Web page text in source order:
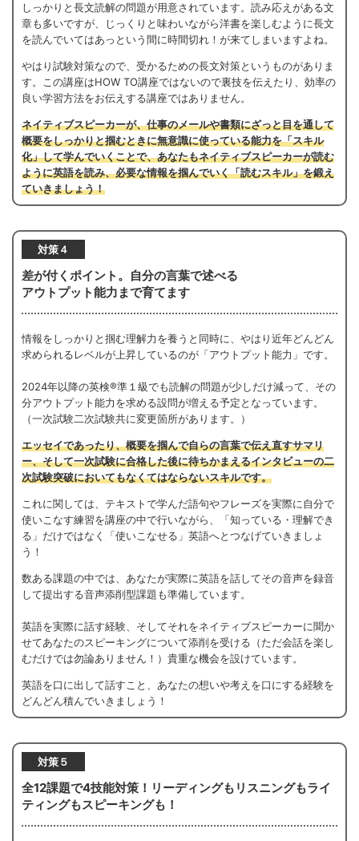
しっかりと長文読解の問題が用意されています。読み応えがある文
章も多いですが、じっくりと味わいながら洋書を楽しむように長文
を読んでいてはあっという間に時間切れ！が来てしまいますよね。
やはり試験対策なので、受かるための長文対策というものがありま
す。この講座はHOW TO講座ではないので裏技を伝えたり、効率の
良い学習方法をお伝えする講座ではありません。
ネイティブスピーカーが、仕事のメールや書類にざっと目を通して
概要をしっかりと掴むときに無意識に使っている能力を「スキル
化」して学んでいくことで、あなたもネイティブスピーカーが読む
ように英語を読み、必要な情報を掴んでいく「読むスキル」を鍛え
ていきましょう！
対策４
差が付くポイント。自分の言葉で述べる
アウトプット能力まで育てます
情報をしっかりと掴む理解力を養うと同時に、やはり近年どんどん
求められるレベルが上昇しているのが「アウトプット能力」です。
2024年以降の英検®準１級でも読解の問題が少しだけ減って、その
分アウトプット能力を求める設問が増える予定となっています。
（一次試験二次試験共に変更箇所があります。）
エッセイであったり、概要を掴んで自らの言葉で伝え直すサマリ
ー、そして一次試験に合格した後に待ちかまえるインタビューの二
次試験突破においてもなくてはならないスキルです。
これに関しては、テキストで学んだ語句やフレーズを実際に自分で
使いこなす練習を講座の中で行いながら、「知っている・理解でき
る」だけではなく「使いこなせる」英語へとつなげていきましょ
う！
数ある課題の中では、あなたが実際に英語を話してその音声を録音
して提出する音声添削型課題も準備しています。
英語を実際に話す経験、そしてそれをネイティブスピーカーに聞か
せてあなたのスピーキングについて添削を受ける（ただ会話を楽し
むだけでは勿論ありません！）貴重な機会を設けています。
英語を口に出して話すこと、あなたの想いや考えを口にする経験を
どんどん積んでいきましょう！
対策５
全12課題で4技能対策！リーディングもリスニングもライ
ティングもスピーキングも！